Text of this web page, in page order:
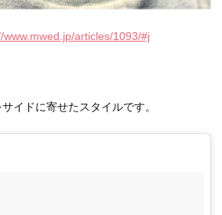
www.mwed.jp/articles/1093/#j
イドに寄せたスタイルです。